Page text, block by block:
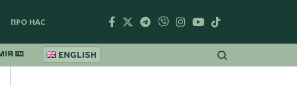
ПРО НАС
ENGLISH